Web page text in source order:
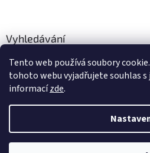
Tento web používá soubory
tohoto webu vyjadřujete souhlas s
informacízde.
Vyhledávání
Vytvořil